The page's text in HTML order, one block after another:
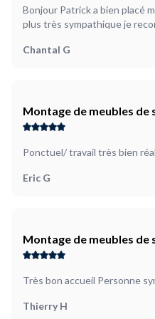
Bonjour Patrick a bien placé
plus très sympathique je
Chantal G
Montage de meubles de
Ponctuel/ travail très bien
Eric G
Montage de meubles de
Très bon accueil Personne
Thierry H